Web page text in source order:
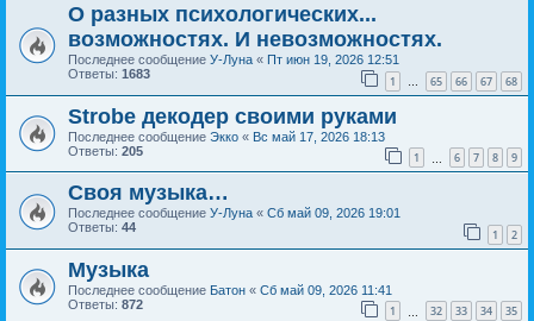
О разных психологических...
возможностях. И невозможностях.
Последнее сообщение У-Луна « Пт июн 19, 2026 12:51
Ответы: 1683 1 … 65 66 67 68
Strobe декодер своими руками
Последнее сообщение Экко « Вс май 17, 2026 18:13
Ответы: 205 1 6 7 8 9
Своя музыка…
Последнее сообщение У-Луна « Сб май 09, 2026 19:01
Ответы: 44 1 2
Музыка
Последнее сообщение Батон « Сб май 09, 2026 11:41
Ответы: 872 1 32 33 34 35